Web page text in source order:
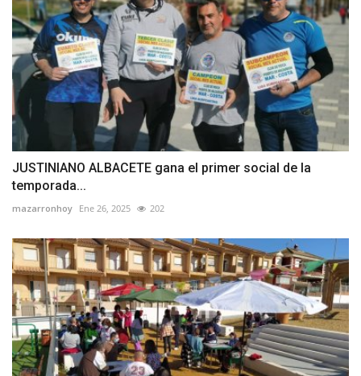
JUSTINIANO ALBACETE gana el primer social de la
temporada...
mazarronhoy Ene 26, 2025 202